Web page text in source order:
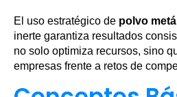
El uso estratégico de polvo
inerte garantiza resultados
no solo optimiza recursos, sino
empresas frente a retos de